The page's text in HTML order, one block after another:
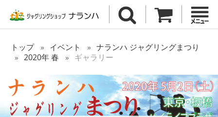
トップ イベント
ナランハ ジャグリングまつり
2020年 春
ギャラリー